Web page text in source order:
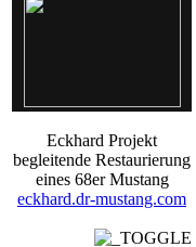
Eckhard Projekt
begleitende Restaurierung
eines 68er Mustang
eckhard.dr-mustang.com